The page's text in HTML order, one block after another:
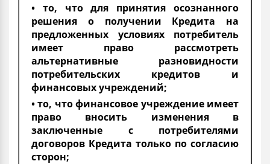
• то, что для принятия осознанного
решения о получении Кредита на
предложенных условиях потребитель
имеет право рассмотреть
альтернативные разновидности
потребительских кредитов и
финансовых учреждений;
• то, что финансовое учреждение имеет
право вносить изменения в
заключенные с потребителями
договоров Кредита только по согласию
сторон;